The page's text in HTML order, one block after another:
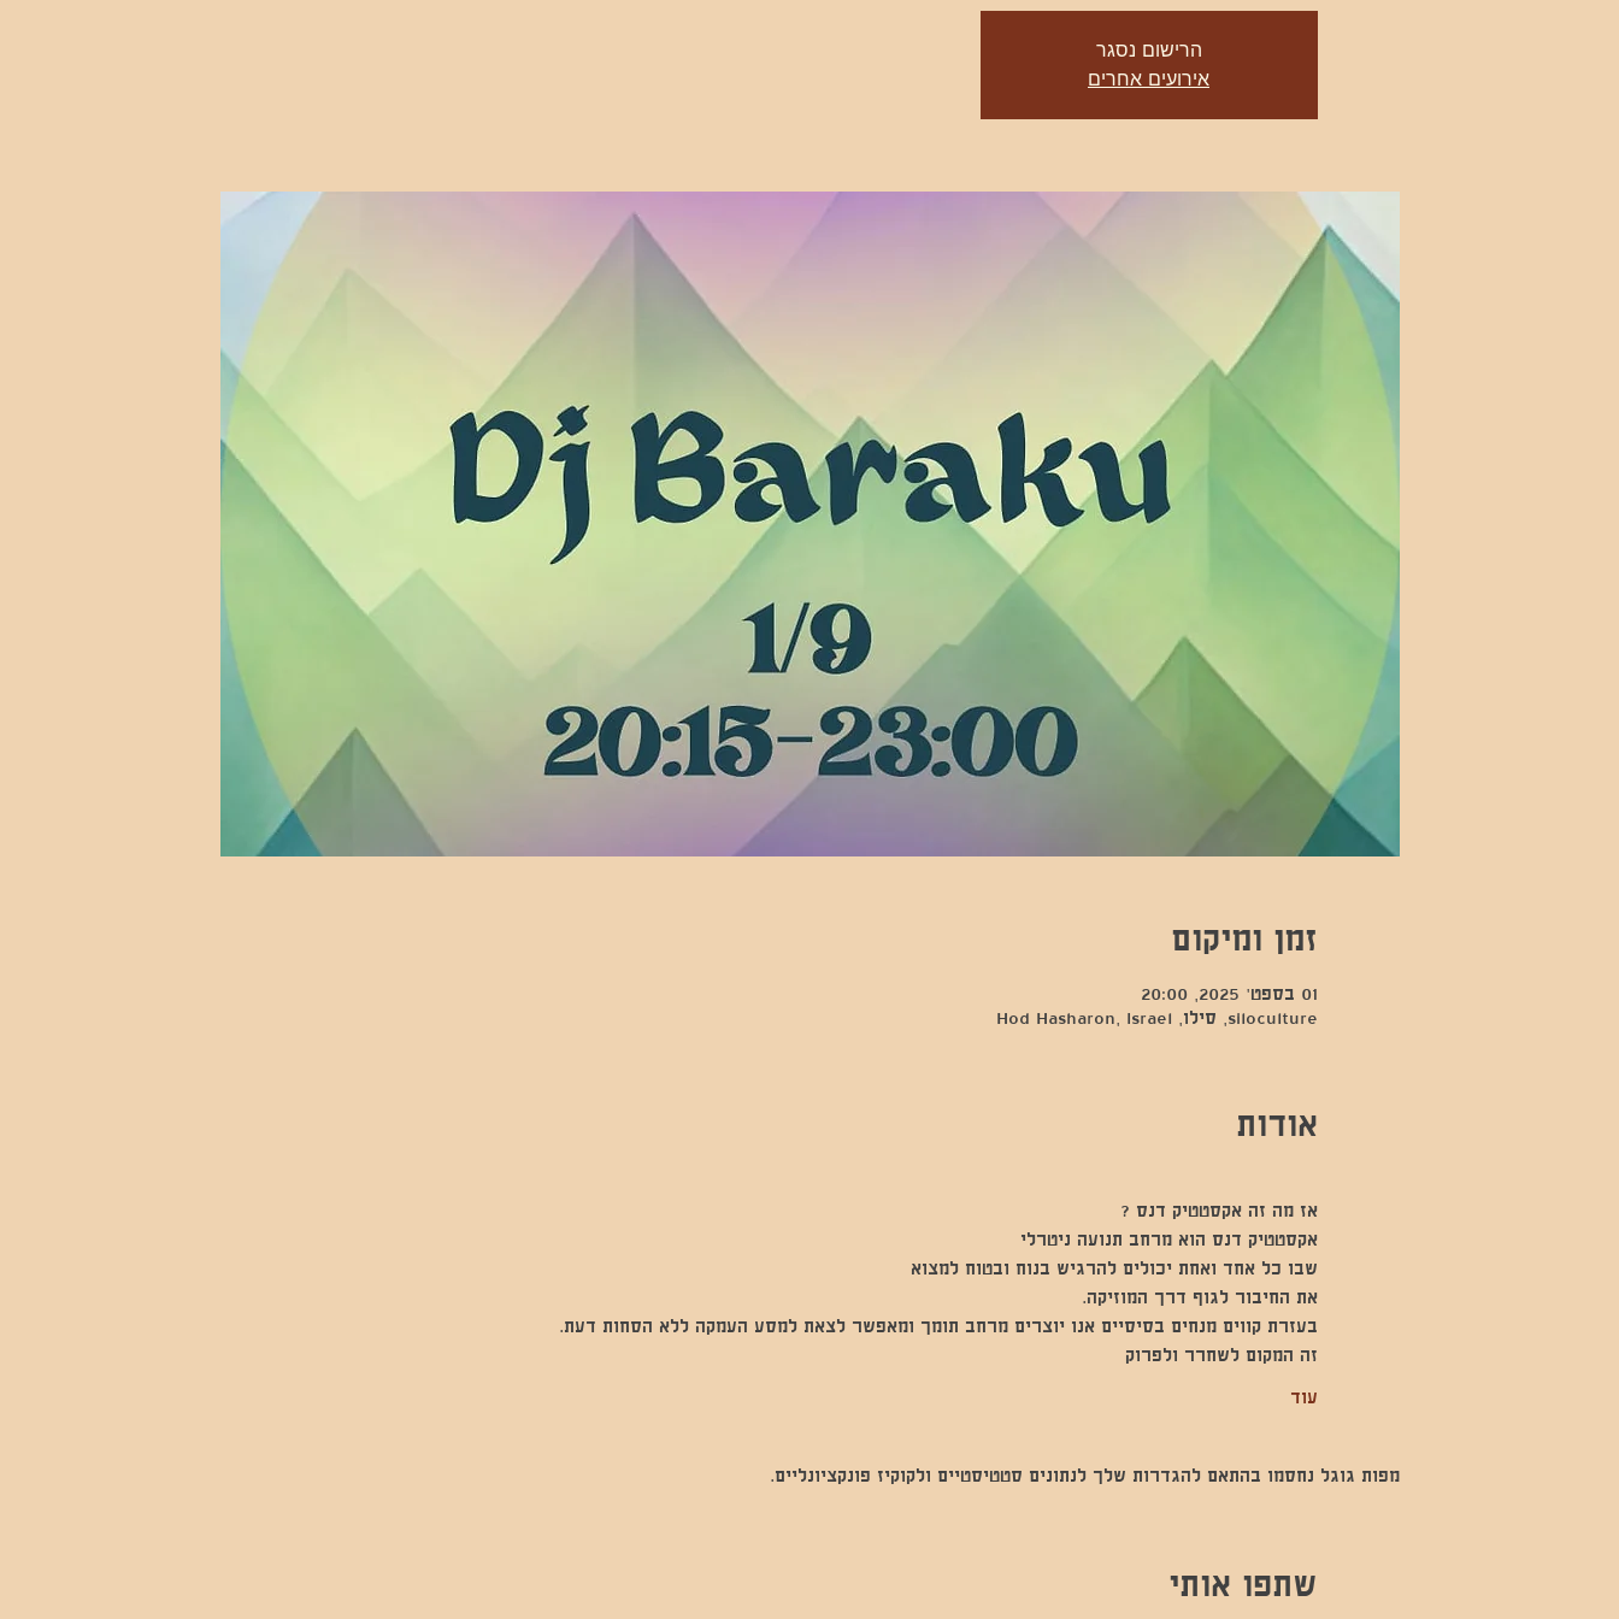
הרישום נסגר
אירועים אחרים
זמן ומיקום
01 בספט׳ 2025, 20:00
siloculture, סילו, Hod Hasharon, Israel
אודות
אז מה זה אקסטטיק דנס ?
אקסטטיק דנס הוא מרחב תנועה ניטרלי
שבו כל אחד ואחת יכולים להרגיש בנוח ובטוח למצוא
את החיבור לגוף דרך המוזיקה.
בעזרת קווים מנחים בסיסיים אנו יוצרים מרחב תומך ומאפשר לצאת למסע העמקה ללא הסחות דעת.
זה המקום לשחרר ולפרוק
עוד
מפות גוגל נחסמו בהתאם להגדרות שלך לנתונים סטטיסטיים ולקוקיז פונקציונליים.
שתפו אותי